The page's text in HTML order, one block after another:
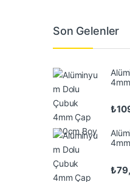
Son Gelenler
₺
₺